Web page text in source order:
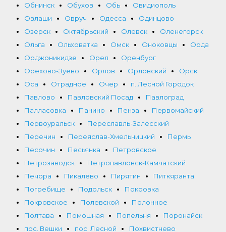
Обнинск
Обухов Обь
Овидиополь
Овлаши
Овруч Одесса
Одинцово
Озерск
Октябрьский Олевск
Оленегорск
Ольга
Ольховатка Омск Оноковцы
Орда
Орджоникидзе
Орел
Оренбург
Орехово-Зуево
Орлов Орловский
Орск
Оса
Отрадное Очер
п. Лесной Городок
Павлово
Павловский Посад
Павлоград
Палласовка
Панино Пенза
Первомайский
Первоуральск
Переславль-Залесский
Перечин
Переяслав-Хмельницкий
Пермь
Песочин
Песьянка
Петровское
Петрозаводск
Петропавловск-Камчатский
Печора
Пикалево Пирятин
Питкяранта
Погребище
Подольск
Покровка
Покровское
Полевской
Полонное
Полтава
Помошная Попельня
Поронайск
пос. Вешки
пос. Лесной Похвистнево